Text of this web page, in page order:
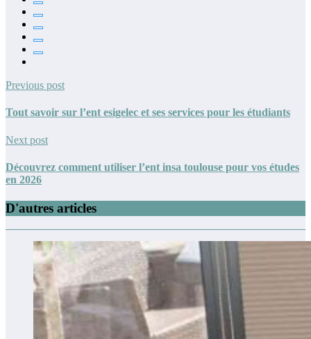
Previous post
Tout savoir sur l’ent esigelec et ses services pour les étudiants
Next post
Découvrez comment utiliser l’ent insa toulouse pour vos études
en 2026
D'autres articles